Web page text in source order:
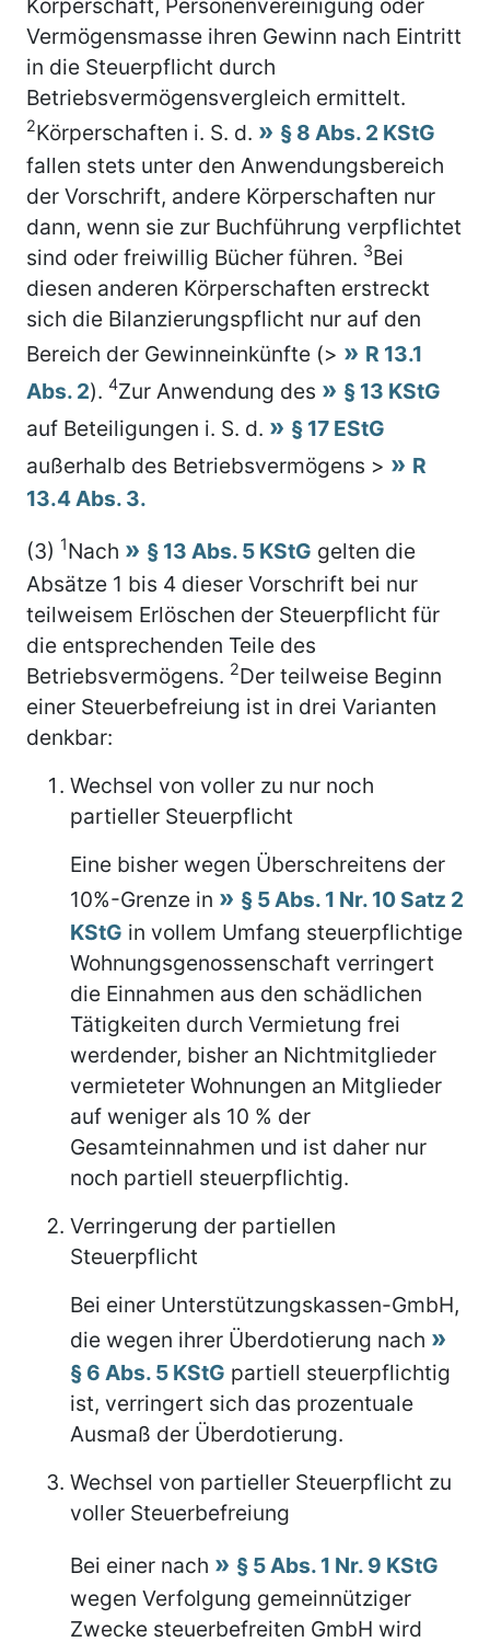
Vermögensmasse ihren Gewinn nach Eintritt
in die Steuerpflicht durch
Betriebsvermögensvergleich ermittelt.
2Körperschaften i. S. d.
§ 8 Abs. 2 KStG
fallen stets unter den Anwendungsbereich
der Vorschrift, andere Körperschaften nur
dann, wenn sie zur Buchführung verpflichtet
sind oder freiwillig Bücher führen. 3Bei
diesen anderen Körperschaften erstreckt
sich die Bilanzierungspflicht nur auf den
Bereich der Gewinneinkünfte (>
R 13.1
Abs. 2). 4Zur Anwendung des
§ 13 KStG
auf Beteiligungen i. S. d.
§ 17 EStG
außerhalb des Betriebsvermögens >
R
13.4 Abs. 3.
(3) 1Nach § 13 Abs. 5 KStG gelten die
Absätze 1 bis 4 dieser Vorschrift bei nur
teilweisem Erlöschen der Steuerpflicht für
die entsprechenden Teile des
Betriebsvermögens. 2Der teilweise Beginn
einer Steuerbefreiung ist in drei Varianten
denkbar:
Wechsel von voller zu nur noch
partieller Steuerpflicht
Eine bisher wegen Überschreitens der
10%-Grenze in
§ 5 Abs. 1 Nr. 10 Satz 2
KStG in vollem Umfang steuerpflichtige
Wohnungsgenossenschaft verringert
die Einnahmen aus den schädlichen
Tätigkeiten durch Vermietung frei
werdender, bisher an Nichtmitglieder
vermieteter Wohnungen an Mitglieder
auf weniger als 10 % der
Gesamteinnahmen und ist daher nur
noch partiell steuerpflichtig.
Verringerung der partiellen
Steuerpflicht
Bei einer Unterstützungskassen-GmbH,
die wegen ihrer Überdotierung nach
§ 6 Abs. 5 KStG partiell steuerpflichtig
ist, verringert sich das prozentuale
Ausmaß der Überdotierung.
Wechsel von partieller Steuerpflicht zu
voller Steuerbefreiung
Bei einer nach
§ 5 Abs. 1 Nr. 9 KStG
wegen Verfolgung gemeinnütziger
Zwecke steuerbefreiten GmbH wird